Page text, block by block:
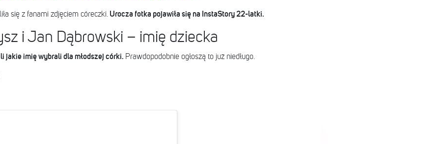
się z fanami zdjęciem córeczki. Urocza fotka pojawiła się na InstaStory 22-latki.
i Jan Dąbrowski – imię dziecka
jakie imię wybrali dla młodszej córki. Prawdopodobnie ogłoszą to już niedługo.